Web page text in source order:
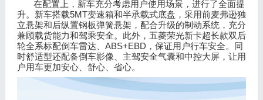
在配置上，新车充分考虑用户使用场景，进行了全面提
升。新车搭载5MT变速箱和半承载式底盘，采用前麦弗逊独
立悬架和后纵置钢板弹簧悬架，配合升级的制动系统，充分
兼顾载货能力和驾乘安全。此外，五菱荣光新卡超长款双后
轮全系标配倒车雷达、 ABS+EBD ，保证用户行车安全。同
时舒适型还配备倒车影像、主驾安全气囊和中控大屏，让用
户用车更加安心、舒心、省心。